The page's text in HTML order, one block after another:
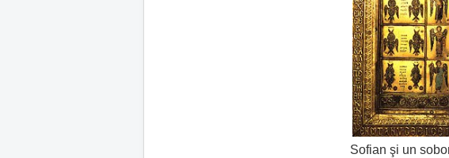
Sofian şi un